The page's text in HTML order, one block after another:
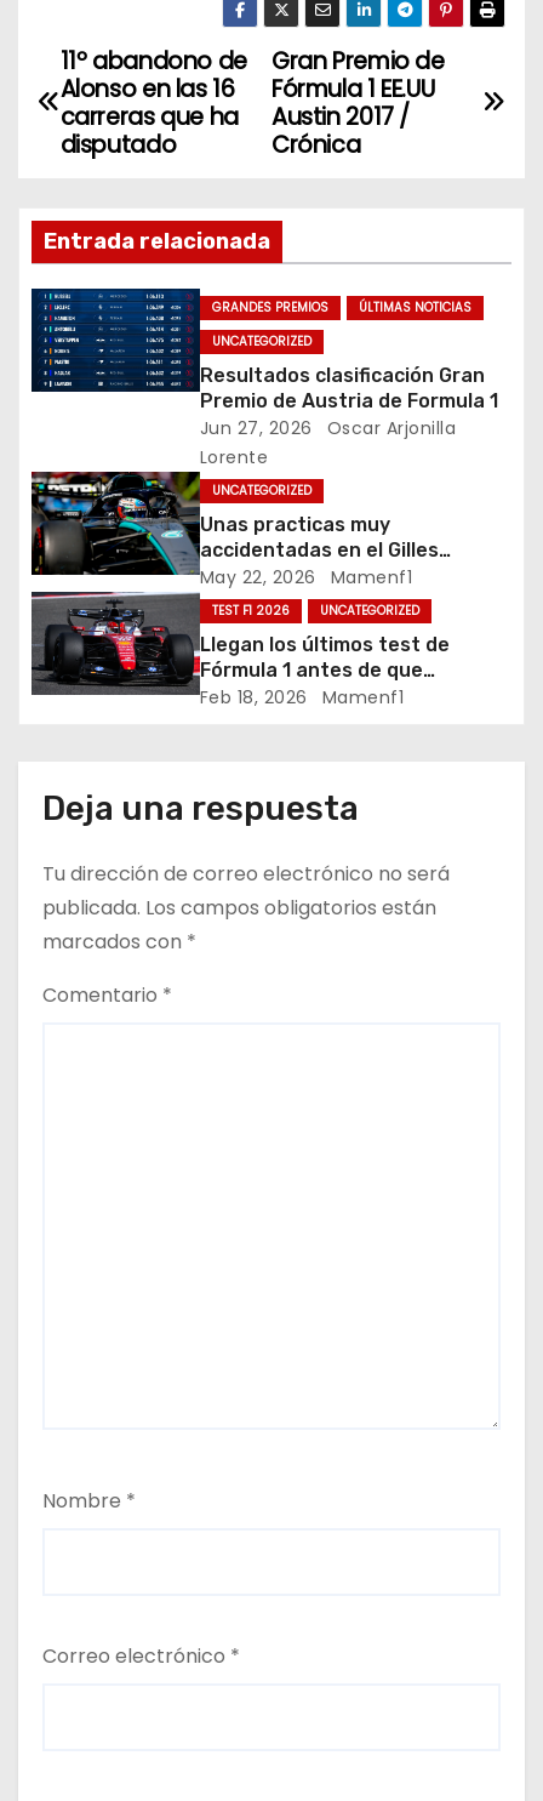
er e
b
o
k
e
dI
n
a
e
g
a
c
ó
n
d
e
e
t
r
a
d
a
Gran Premio de
Fórmula 1 EE.UU
Austin 2017 /
Crónica
11º abandono de
Alonso en las 16
carreras que ha
disputado
Entrada relacionada
GRANDES PREMIOS
ÚLTIMAS NOTICIAS
UNCATEGORIZED
Resultados clasificación Gran
Premio de Austria de Formula 1
Jun 27, 2026
Oscar Arjonilla
Lorente
UNCATEGORIZED
Unas practicas muy
accidentadas en el Gilles
Villeneuve deja a Fernando en
buena posición, ¿será real?… /
Crónica libes 1 GP Canadá
May 22, 2026 Mamenf1
TEST F1 2026 UNCATEGORIZED
Llegan los últimos test de
Fórmula 1 antes de que
comience la nueva temporada
Feb 18, 2026 Mamenf1
Deja una respuesta
Tu dirección de correo electrónico no será
publicada. Los campos obligatorios están
marcados con *
Comentario *
Nombre *
Correo electrónico *